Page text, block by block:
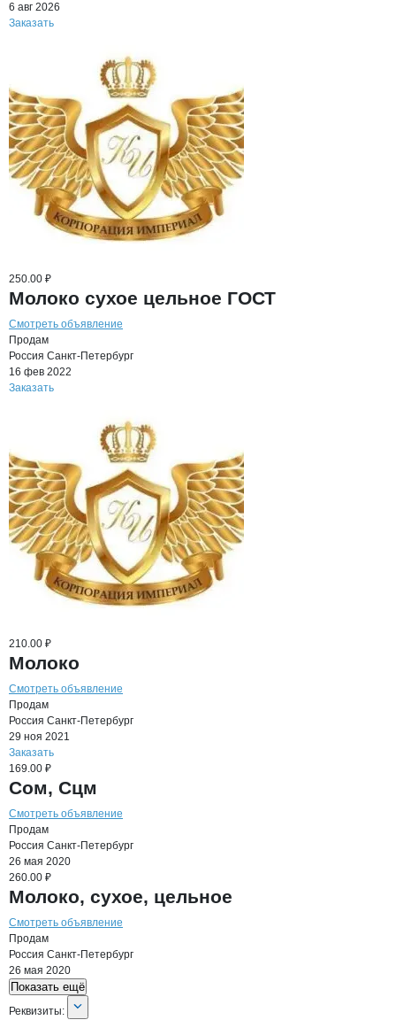
6 авг 2026
Заказать
250.00 ₽
Молоко сухое цельное ГОСТ
Смотреть объявление
Продам
Россия Санкт-Петербург
16 фев 2022
Заказать
210.00 ₽
Молоко
Смотреть объявление
Продам
Россия Санкт-Петербург
29 ноя 2021
Заказать
169.00 ₽
Сом, Сцм
Смотреть объявление
Продам
Россия Санкт-Петербург
26 мая 2020
260.00 ₽
Молоко, сухое, цельное
Смотреть объявление
Продам
Россия Санкт-Петербург
26 мая 2020
Показать ещё
О компании
Реквизиты
Реквизиты: